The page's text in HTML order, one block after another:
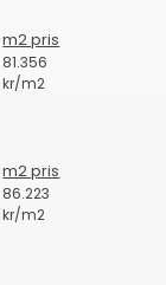
m2 pris
81.356
kr/m2
m2 pris
86.223
kr/m2